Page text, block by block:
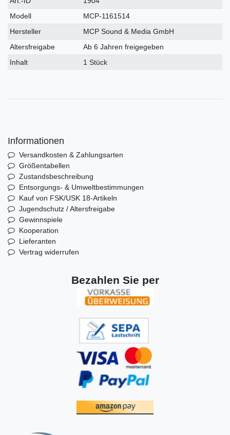
Merkmal
Modell
MCP-1161514
Hersteller
MCP Sound & Media GmbH
Altersfreigabe
Ab 6 Jahren freigegeben
Inhalt
1 Stück
Informationen
Versandkosten & Zahlungsarten
Größentabellen
Zustandsbeschreibung
Entsorgungs- & Umweltbestimmungen
Kauf von FSK/USK 18-Artikeln
Jugendschutz / Altersfreigabe
Gewinnspiele
Kooperation
Lieferanten
Vertrag widerrufen
Bezahlen Sie per